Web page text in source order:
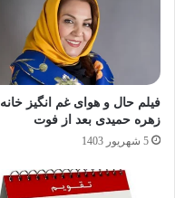
فیلم حال و هوای غم انگیز خانه
زهره حمیدی بعد از فوت
5 شهریور 1403